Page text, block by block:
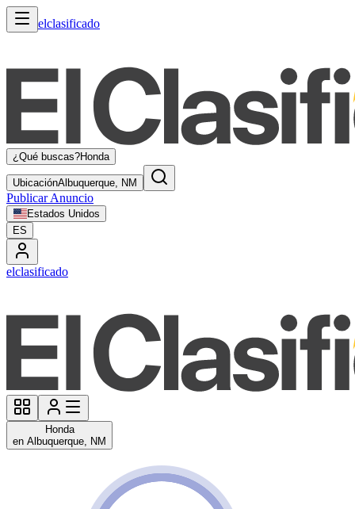
elclasificado
¿Qué buscas?Honda
UbicaciónAlbuquerque, NM
Publicar Anuncio
Estados Unidos
ES
elclasificado
Honda
en Albuquerque, NM